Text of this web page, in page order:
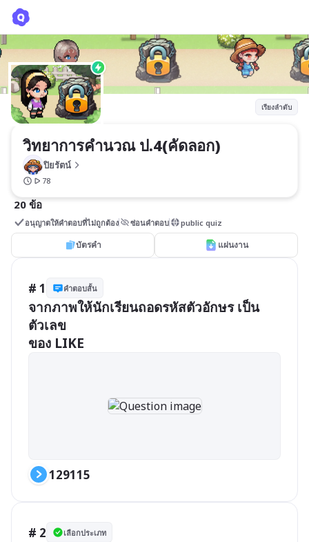
เรียงลำดับ
วิทยาการคำนวณ ป.4(คัดลอก)
ปิยรัตน์
78
20 ข้อ
อนุญาตให้คำตอบที่ไม่ถูกต้อง ซ่อนคำตอบ public quiz
บัตรคำ แผ่นงาน
# 1 คำตอบสั้น
จากภาพให้นักเรียนถอดรหัสตัวอักษร เป็น
ตัวเลข
ของ LIKE
129115
# 2 เลือกประเภท